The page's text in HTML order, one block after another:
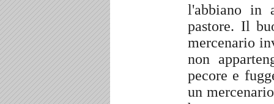
l'abbiano in
pastore. Il
mercenario
non
pecore e
un